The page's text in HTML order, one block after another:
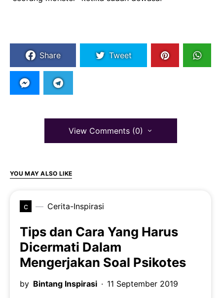
Share Tweet
View Comments (0)
YOU MAY ALSO LIKE
c Cerita-Inspirasi
Tips dan Cara Yang Harus
Dicermati Dalam
Mengerjakan Soal Psikotes
by Bintang Inspirasi
11 September 2019